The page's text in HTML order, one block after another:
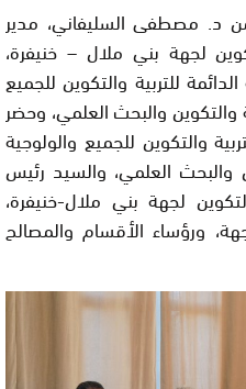
د. مصطفى السليفاني، مدير
لجهة بني ملال – خنيفرة،
للتربية والتكوين للجميع
والتكوين والبحث العلمي، وحضر
والتكوين للجميع والولوجية
والبحث العلمي، والسيد رئيس
لجهة بني ملال-خنيفرة،
ورؤساء الأقسام والمصالح